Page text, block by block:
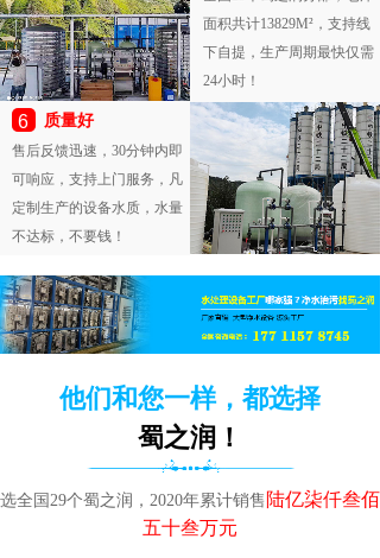
面积共计13829M²，支持线
下自提，生产周期最快仅需
24小时！
6
售后反馈迅速，30分钟内即
可响应，支持上门服务，凡
定制生产的设备水质，水量
不达标，不要钱！
质量好
他们和您一样，都选择
蜀之润！
选全国29个蜀之润， 2020年累计销售 陆亿柒仟叁佰
五十叁万元